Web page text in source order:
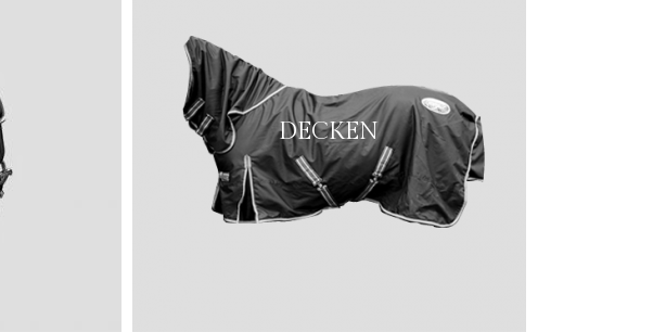
DECKEN